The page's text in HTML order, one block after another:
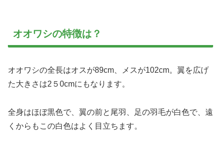
オオワシの特徴は？
オオワシの全長はオスが89cm、メスが102cm。翼を広げ
た大きさは2５0cmにもなります。
全身はほぼ黒色で、翼の前と尾羽、足の羽毛が白色で、遠
くからもこの白色はよく目立ちます。